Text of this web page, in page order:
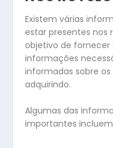
Existem várias
estar presentes nos
objetivo de fornecer
informações
informadas sobre
adquirindo.
Algumas das
importantes